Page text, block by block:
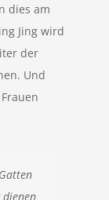
dies am
Jing wird
der
Und
dienen